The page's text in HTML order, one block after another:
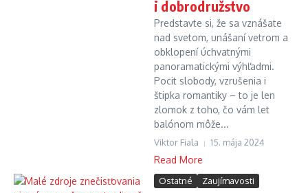
i dobrodružstvo
Predstavte si, že sa vznášate
nad svetom, unášaní vetrom a
obklopení úchvatnými
panoramatickými výhľadmi.
Pocit slobody, vzrušenia i
štipka romantiky – to je len
zlomok z toho, čo vám let
balónom môže...
Viktor Fiala 15. mája 2024
Read More
Ostatné Zaujímavosti